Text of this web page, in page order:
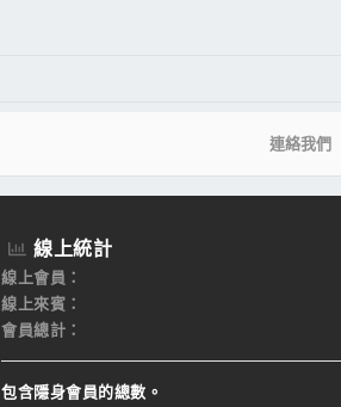
連絡我們
線上統計
線上會員
線上來賓
會員總計
包含隱身會員的總數。